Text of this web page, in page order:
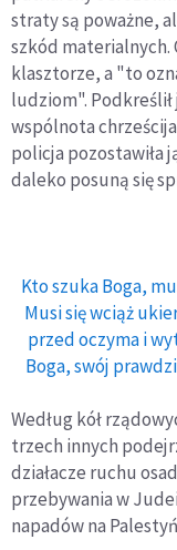
straty są poważne,
szkód materialnych.
klasztorze, a "to
ludziom".
wspólnota
policja pozostawiła
daleko posuną się
Kto szuka Boga,
Musi się wciąż
przed oczyma i
Boga, swój
Według kół
trzech innych
działacze ruchu
przebywania w
napadów na